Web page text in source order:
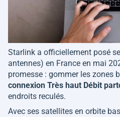
Starlink a officiellement posé
antennes) en France en mai
promesse : gommer les zones
connexion Très haut Débit
endroits reculés.
Avec ses satellites en orbite